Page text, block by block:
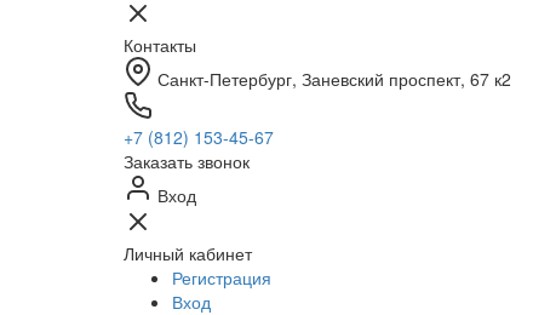
Контакты
Санкт-Петербург, ​Заневский проспект, 67 к2
+7 (812) 153-45-67
Заказать звонок
Вход
Личный кабинет
Регистрация
Вход